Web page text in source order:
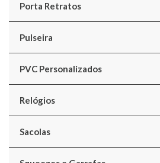
Porta Retratos
Pulseira
PVC Personalizados
Relógios
Sacolas